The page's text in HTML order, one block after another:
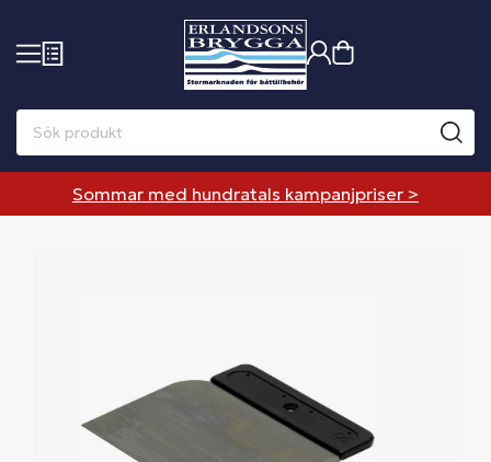
Sommar med hundratals kampanjpriser >